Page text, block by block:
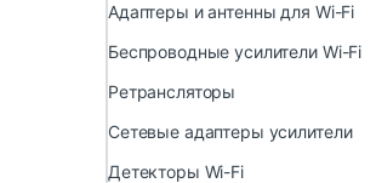
Адаптеры и антенны для Wi-Fi
Беспроводные усилители Wi-Fi
Ретрансляторы
Сетевые адаптеры усилители
Детекторы Wi-Fi